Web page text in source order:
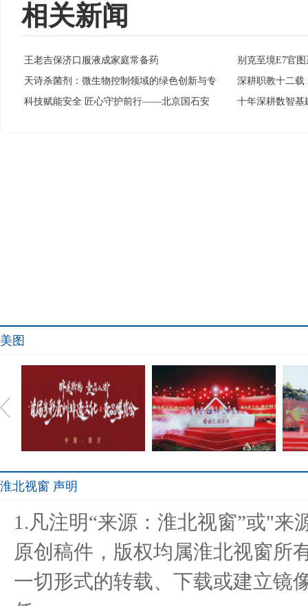
相关新闻
·王老吉保济口服液成家庭常备药 ·别克至境E7官
·天诗杀菌剂：微生物控制领域的绿色创新与专 ·深耕职教十二载
·科技赋能安全 匠心守护前行——北京国石安 ·十年深耕数智基
美图
彩贵州
略，坚守
共筑未来人居.;启航千亿生
淮北视窗 声明
1.凡注明“来源：淮北视窗”或"
原创稿件，版权均属淮北视窗所
一切形式的转载、下载或建立镜